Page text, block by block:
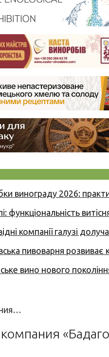
винограду 2026:
функціональність
компанії галузі
пивоварня
вино нового